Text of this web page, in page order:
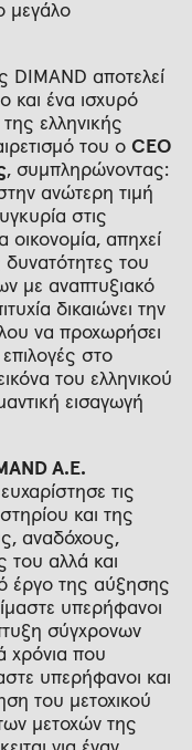
μεγάλο
DIMAND αποτελεί
και ένα ισχυρό
ελληνικής
του ο CEO
, συμπληρώνοντας:
ανώτερη τιμή
στις
οικονομία, απηχεί
δυνατότητες του
με αναπτυξιακό
δικαιώνει την
να προχωρήσει
στο
του ελληνικού
εισαγωγή
Α.Ε.
τις
και της
αναδόχους,
του αλλά και
έργο της αύξησης
υπερήφανοι
σύγχρονων
χρόνια που
υπερήφανοι και
του μετοχικού
μετοχών της